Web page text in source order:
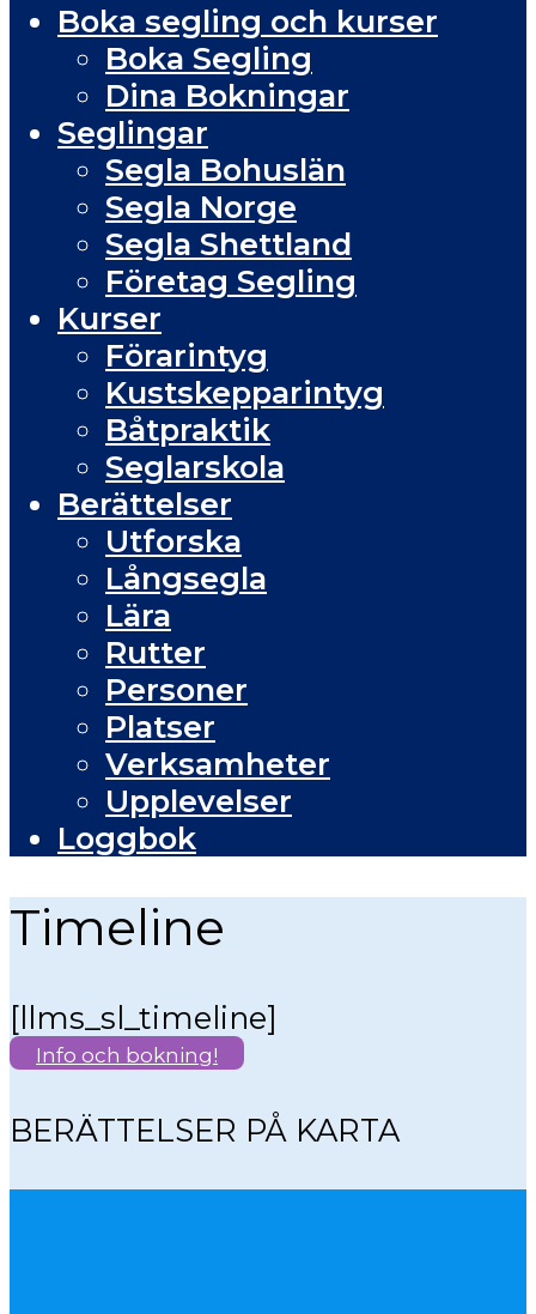
Boka segling och kurser
Boka Segling
Dina Bokningar
Seglingar
Segla Bohuslän
Segla Norge
Segla Shettland
Företag Segling
Kurser
Förarintyg
Kustskepparintyg
Båtpraktik
Seglarskola
Berättelser
Utforska
Långsegla
Lära
Rutter
Personer
Platser
Verksamheter
Upplevelser
Loggbok
Timeline
[llms_sl_timeline]
Info och bokning!
BERÄTTELSER PÅ KARTA